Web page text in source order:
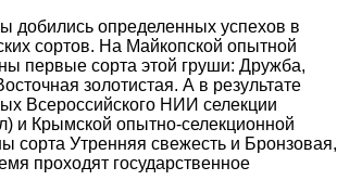
добились определенных успехов в
сортов. На Майкопской опытной
первые сорта этой груши: Дружба,
золотистая. А в результате
Всероссийского НИИ селекции
и Крымской опытно-селекционной
сорта Утренняя свежесть и Бронзовая,
проходят государственное